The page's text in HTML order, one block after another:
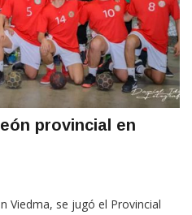
provincial en
Viedma, se jugó el Provincial